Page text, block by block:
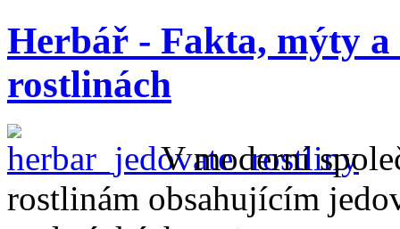
Herbář - Fakta, mýty a
rostlinách
V moderní
rostlinám obsahujícím